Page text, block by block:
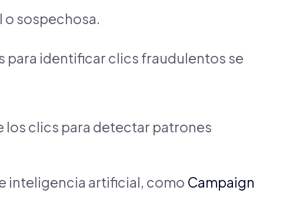
sospechosa.
para identificar clics fraudulentos se
los clics para detectar patrones
inteligencia artificial, como Campaign